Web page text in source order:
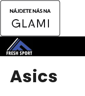
Prejsť
na
obsah
Asics
K
š
k
Späť
Späť
Č
o
p